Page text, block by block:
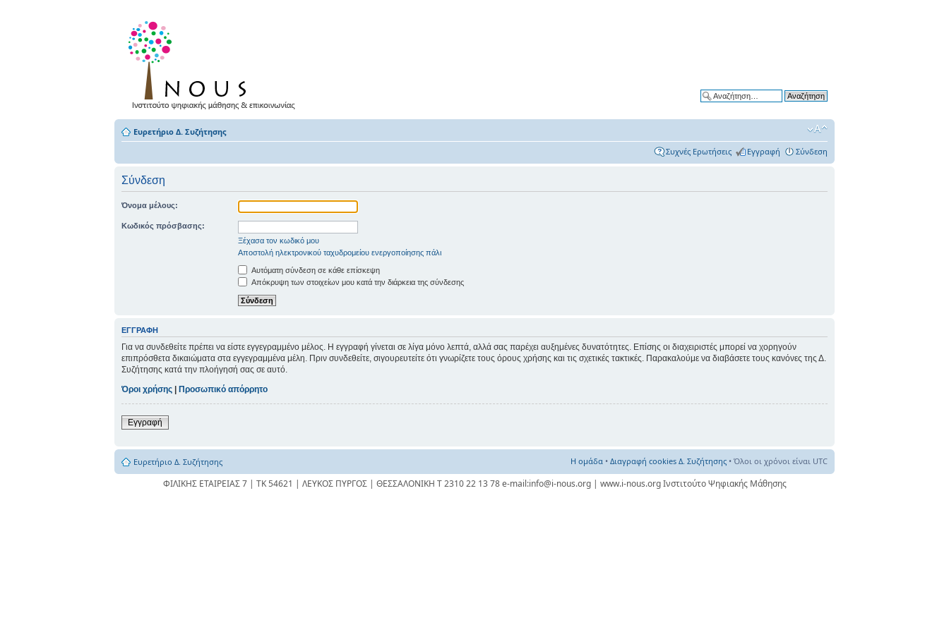
Ευρετήριο Δ. Συζήτησης
Συχνές Ερωτήσεις
Εγγραφή Σύνδεση
Σύνδεση
Όνομα μέλους:
Κωδικός πρόσβασης:
Ξέχασα τον κωδικό μου
Αποστολή ηλεκτρονικού ταχυδρομείου ενεργοποίησης πάλι
Αυτόματη σύνδεση σε κάθε επίσκεψη
Απόκρυψη των στοιχείων μου κατά την διάρκεια της σύνδεσης
ΕΓΓΡΑΦΉ
Για να συνδεθείτε πρέπει να είστε εγγεγραμμένο μέλος. Η εγγραφή γίνεται σε λίγα μόνο λεπτά, αλλά σας παρέχει αυξημένες δυνατότητες. Επίσης οι διαχειριστές μπορεί να χορηγούν
επιπρόσθετα δικαιώματα στα εγγεγραμμένα μέλη. Πριν συνδεθείτε, σιγουρευτείτε ότι γνωρίζετε τους όρους χρήσης και τις σχετικές τακτικές. Παρακαλούμε να διαβάσετε τους κανόνες της Δ.
Συζήτησης κατά την πλοήγησή σας σε αυτό.
Όροι χρήσης | Προσωπικό απόρρητο
Εγγραφή
Ευρετήριο Δ. Συζήτησης Η ομάδα • Διαγραφή cookies Δ. Συζήτησης • Όλοι οι χρόνοι είναι UTC
ΦΙΛΙΚΗΣ ΕΤΑΙΡΕΙΑΣ 7 | ΤΚ 54621 | ΛΕΥΚΟΣ ΠΥΡΓΟΣ | ΘΕΣΣΑΛΟΝΙΚΗ Τ 2310 22 13 78 e-mail:info@i-nous.org | www.i-nous.org Ινστιτούτο Ψηφιακής Μάθησης